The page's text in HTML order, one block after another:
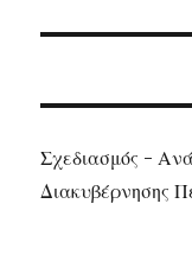
Σχεδιασμός -
Διακυβέρνησης